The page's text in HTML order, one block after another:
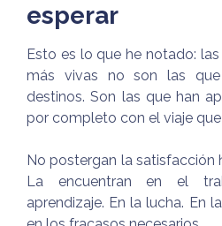
esperar
Esto es lo que he notado:
más vivas no son las
destinos. Son las que han
por completo con el viaje
No postergan la satisfacción
La encuentran en el
aprendizaje. En la lucha. En